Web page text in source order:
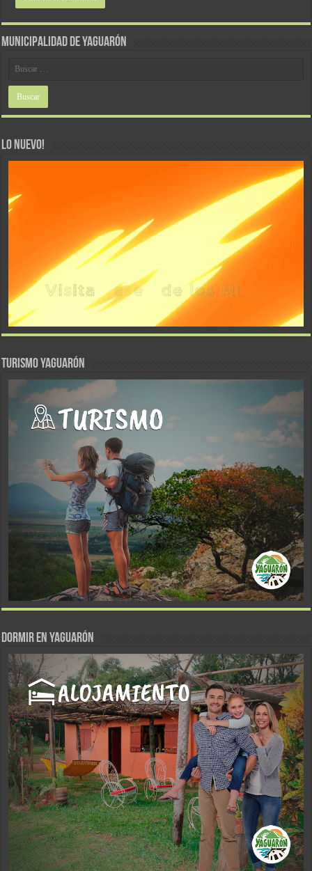
MUNICIPALIDAD DE YAGUARÓN
LO NUEVO!
TURISMO YAGUARÓN
DORMIR EN YAGUARÓN